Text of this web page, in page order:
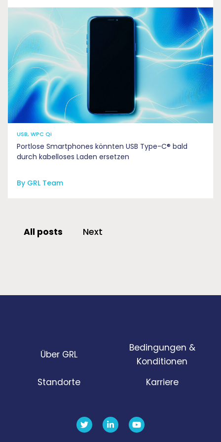
USB, WPC Qi
Portlose Smartphones könnten USB Type-C® bald
durch kabelloses Laden ersetzen
By GRL Team
All posts Next
Über GRL
Bedingungen &
Konditionen
Standorte
Karriere